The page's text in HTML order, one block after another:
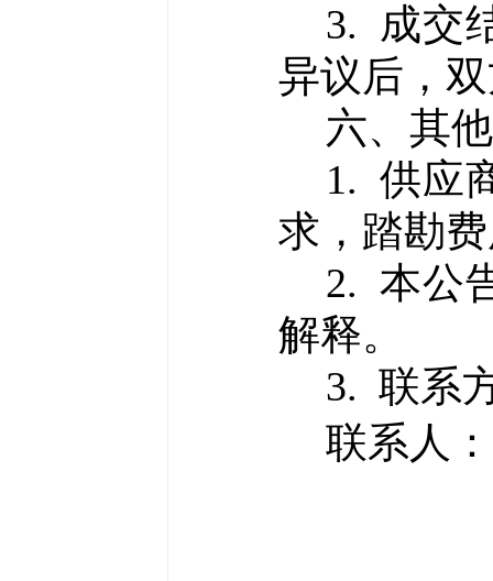
3.
成交
异议后，
六、其
1. 供应
求，踏勘
2. 本公
解释。
3. 联系
联系人